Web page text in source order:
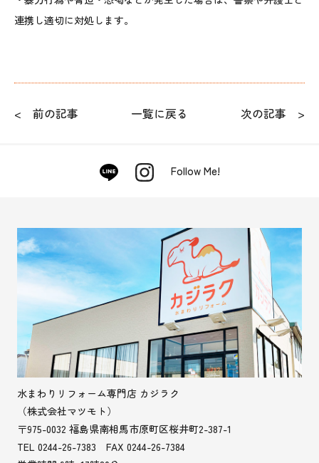
連携し適切に対処します。
< 前の記事 一覧に戻る 次の記事 >
Follow Me!
水まわりリフォーム専門店 カジラク
（株式会社マツモト）
〒975-0032 福島県南相馬市原町区桜井町2-387-1
TEL 0244-26-7383 FAX 0244-26-7384